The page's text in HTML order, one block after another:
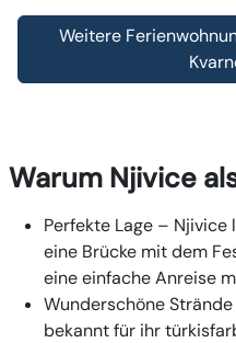
Weitere
Warum Njivice
Perfekte Lage – Njivice
eine Brücke mit dem
eine einfache Anreise
Wunderschöne Strände
bekannt für ihr